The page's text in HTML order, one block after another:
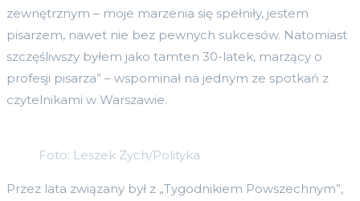
zewnętrznym – moje marzenia się spełniły, jestem
pisarzem, nawet nie bez pewnych sukcesów. Natomiast
szczęśliwszy byłem jako tamten 30-latek, marzący o
profesji pisarza” – wspominał na jednym ze spotkań z
czytelnikami w Warszawie.
Foto: Leszek Zych/Polityka
Przez lata związany był z „Tygodnikiem Powszechnym”,